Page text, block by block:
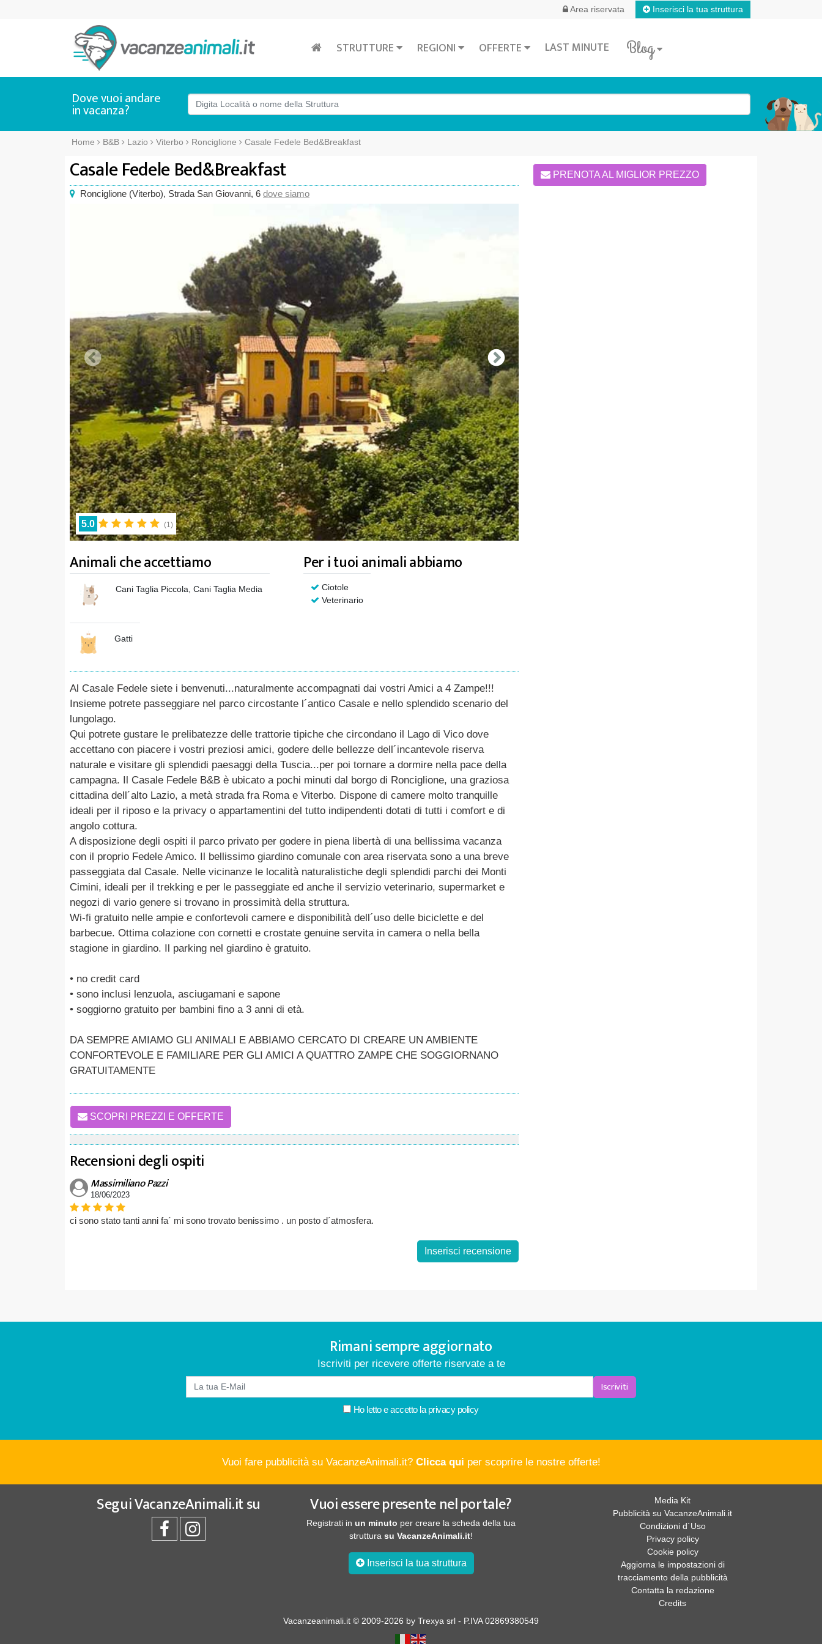
Area riservata Inserisci la tua struttura
STRUTTURE REGIONI OFFERTE LAST MINUTE Blog
Dove vuoi andare
in vacanza?
Home B&B Lazio Viterbo Ronciglione Casale Fedele Bed&Breakfast
Casale Fedele Bed&Breakfast
Ronciglione (Viterbo), Strada San Giovanni, 6 dove siamo
5.0 (1 )
Animali che accettiamo
Cani Taglia Piccola, Cani Taglia Media
Gatti
Per i tuoi animali abbiamo
Ciotole
Veterinario
Al Casale Fedele siete i benvenuti...naturalmente accompagnati dai vostri Amici a 4 Zampe!!!
Insieme potrete passeggiare nel parco circostante l´antico Casale e nello splendido scenario del
lungolago.
Qui potrete gustare le prelibatezze delle trattorie tipiche che circondano il Lago di Vico dove
accettano con piacere i vostri preziosi amici, godere delle bellezze dell´incantevole riserva
naturale e visitare gli splendidi paesaggi della Tuscia...per poi tornare a dormire nella pace della
campagna. Il Casale Fedele B&B è ubicato a pochi minuti dal borgo di Ronciglione, una graziosa
cittadina dell´alto Lazio, a metà strada fra Roma e Viterbo. Dispone di camere molto tranquille
ideali per il riposo e la privacy o appartamentini del tutto indipendenti dotati di tutti i comfort e di
angolo cottura.
A disposizione degli ospiti il parco privato per godere in piena libertà di una bellissima vacanza
con il proprio Fedele Amico. Il bellissimo giardino comunale con area riservata sono a una breve
passeggiata dal Casale. Nelle vicinanze le località naturalistiche degli splendidi parchi dei Monti
Cimini, ideali per il trekking e per le passeggiate ed anche il servizio veterinario, supermarket e
negozi di vario genere si trovano in prossimità della struttura.
Wi-fi gratuito nelle ampie e confortevoli camere e disponibilità dell´uso delle biciclette e del
barbecue. Ottima colazione con cornetti e crostate genuine servita in camera o nella bella
stagione in giardino. Il parking nel giardino è gratuito.
• no credit card
• sono inclusi lenzuola, asciugamani e sapone
• soggiorno gratuito per bambini fino a 3 anni di età.
DA SEMPRE AMIAMO GLI ANIMALI E ABBIAMO CERCATO DI CREARE UN AMBIENTE
CONFORTEVOLE E FAMILIARE PER GLI AMICI A QUATTRO ZAMPE CHE SOGGIORNANO
GRATUITAMENTE
SCOPRI PREZZI E OFFERTE
Recensioni degli ospiti
Massimiliano Pazzi
18/06/2023
ci sono stato tanti anni fa´ mi sono trovato benissimo . un posto d´atmosfera.
Inserisci recensione
PRENOTA AL MIGLIOR PREZZO
Rimani sempre aggiornato
Iscriviti per ricevere offerte riservate a te
Iscriviti
Ho letto e accetto la privacy policy
Vuoi fare pubblicità su VacanzeAnimali.it? Clicca qui per scoprire le nostre offerte!
SeguiVacanzeAnimali.itsu Vuoi essere presente nel portale?
Registrati in un minuto per creare la scheda della tua
struttura su VacanzeAnimali.it!
Inserisci la tua struttura
Media Kit
Pubblicità su VacanzeAnimali.it
Condizioni d´Uso
Privacy policy
Cookie policy
Aggiorna le impostazioni di
tracciamento della pubblicità
Contatta la redazione
Credits
Vacanzeanimali.it © 2009-2026 by Trexya srl - P.IVA 02869380549